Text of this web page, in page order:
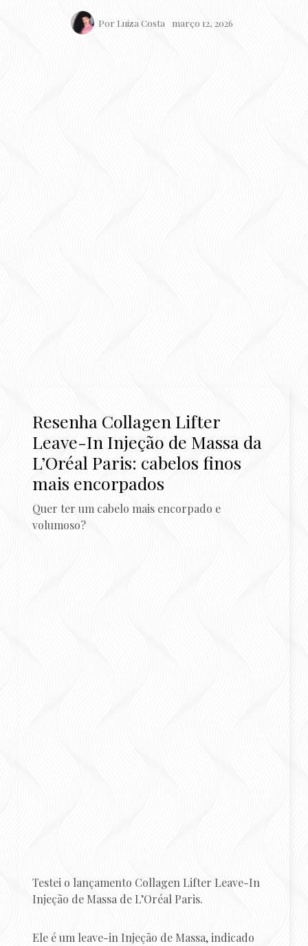
Por Luiza Costa março 12, 2026
Resenha Collagen Lifter
Leave-In Injeção de Massa da
L’Oréal Paris: cabelos finos
mais encorpados
Quer ter um cabelo mais encorpado e
volumoso?
Testei o lançamento Collagen Lifter Leave-In
Injeção de Massa de L’Oréal Paris.
Ele é um leave-in Injeção de Massa, indicado